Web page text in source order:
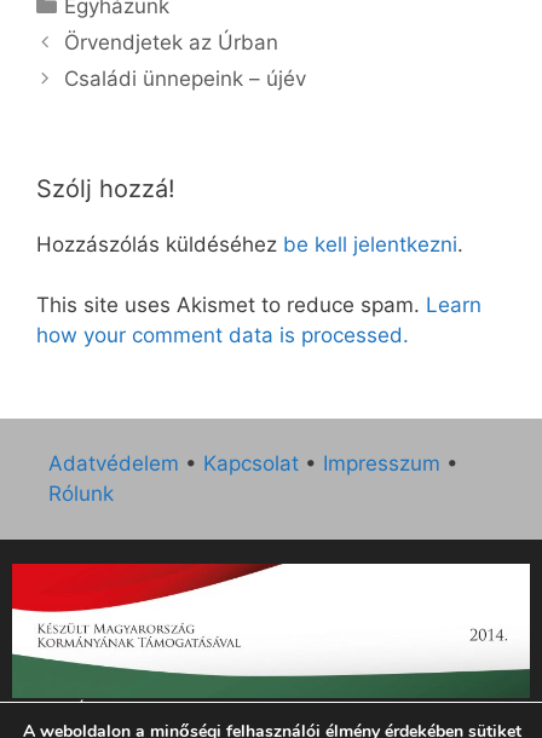
Egyházunk
Örvendjetek az Úrban
Családi ünnepeink – újév
Szólj hozzá!
Hozzászólás küldéséhez be kell jelentkezni.
This site uses Akismet to reduce spam. Learn
how your comment data is processed.
Adatvédelem • Kapcsolat • Impresszum •
Rólunk
„Az Új Ember katolikus hetilap 2014. évi működésének
A weboldalon a minőségi felhasználói élmény érdekében sütiket